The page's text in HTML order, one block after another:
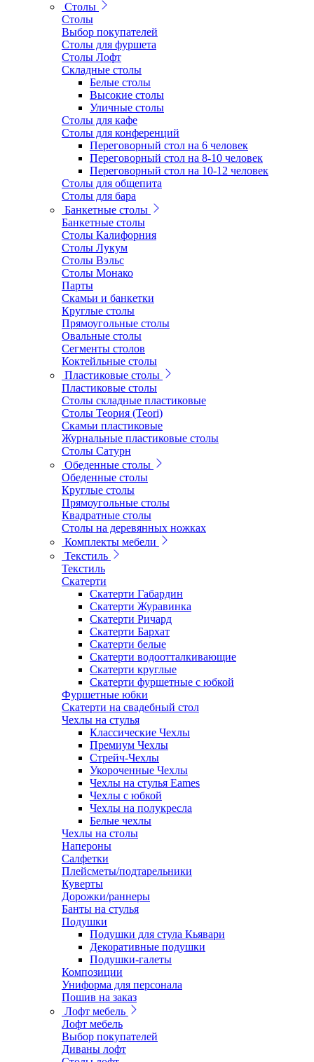
Столы
Столы
Выбор покупателей
Столы для фуршета
Столы Лофт
Складные столы
Белые столы
Высокие столы
Уличные столы
Столы для кафе
Столы для конференций
Переговорный стол на 6 человек
Переговорный стол на 8-10 человек
Переговорный стол на 10-12 человек
Столы для общепита
Столы для бара
Банкетные столы
Банкетные столы
Столы Калифорния
Столы Лукум
Столы Вэльс
Столы Монако
Парты
Скамьи и банкетки
Круглые столы
Прямоугольные столы
Овальные столы
Сегменты столов
Коктейльные столы
Пластиковые столы
Пластиковые столы
Столы складные пластиковые
Столы Теория (Teori)
Скамьи пластиковые
Журнальные пластиковые столы
Столы Сатурн
Обеденные столы
Обеденные столы
Круглые столы
Прямоугольные столы
Квадратные столы
Столы на деревянных ножках
Комплекты мебели
Текстиль
Текстиль
Скатерти
Скатерти Габардин
Скатерти Журавинка
Скатерти Ричард
Скатерти Бархат
Скатерти белые
Скатерти водоотталкивающие
Скатерти круглые
Скатерти фуршетные с юбкой
Фуршетные юбки
Скатерти на свадебный стол
Чехлы на стулья
Классические Чехлы
Премиум Чехлы
Стрейч-Чехлы
Укороченные Чехлы
Чехлы на стулья Eames
Чехлы с юбкой
Чехлы на полукресла
Белые чехлы
Чехлы на столы
Напероны
Салфетки
Плейсметы/подтарельники
Куверты
Дорожки/раннеры
Банты на стулья
Подушки
Подушки для стула Кьявари
Декоративные подушки
Подушки-галеты
Композиции
Униформа для персонала
Пошив на заказ
Лофт мебель
Лофт мебель
Выбор покупателей
Диваны лофт